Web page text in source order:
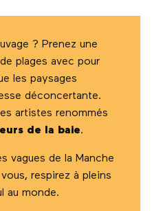
? Prenez une
plages avec pour
les paysages
déconcertante.
artistes renommés
de la baie.
vagues de la Manche
respirez à pleins
au monde.